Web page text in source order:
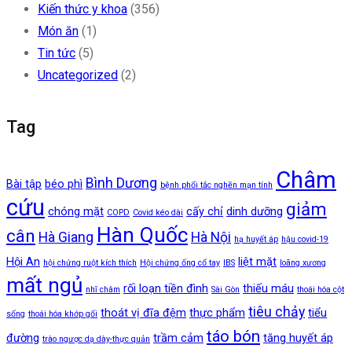
Kiến thức y khoa (356)
Món ăn (1)
Tin tức (5)
Uncategorized (2)
Tag
Bài tập béo phì Bình Dương bệnh phổi tắc nghẽn mạn tính Châm
cứu chóng mặt COPD Covid kéo dài cấy chỉ dinh dưỡng giảm
cân Hà Giang Hàn Quốc Hà Nội hạ huyết áp hậu covid-19
Hội An hội chứng ruột kích thích Hội chứng ống cổ tay IBS liệt mặt loãng xương
mất ngủ nhĩ châm rối loạn tiền đình Sài Gòn thiếu máu thoái hóa cột
sống thoái hóa khớp gối thoát vị đĩa đệm thực phẩm tiêu chảy tiểu
đường trào ngược dạ dày-thực quản trầm cảm táo bón tăng huyết áp